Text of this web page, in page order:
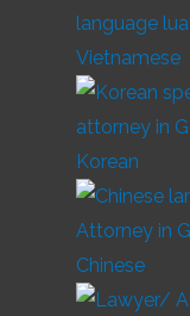
Vietnamese
Korean
Chinese